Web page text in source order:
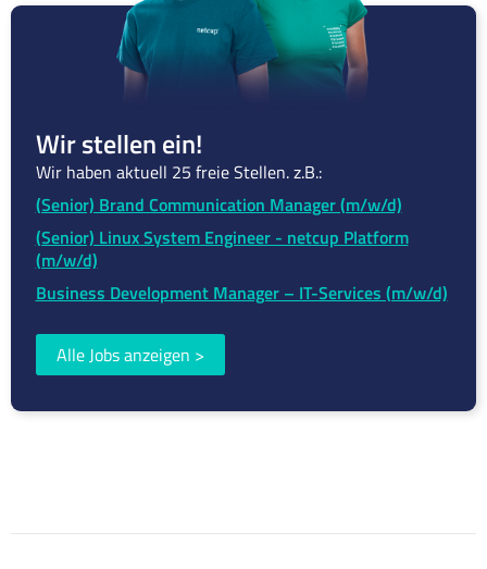
Wir stellen ein!
Wir haben aktuell 25 freie Stellen. z.B.:
(Senior) Brand Communication Manager (m/w/d)
(Senior) Linux System Engineer - netcup Platform
(m/w/d)
Business Development Manager – IT-Services (m/w/d)
Alle Jobs anzeigen >